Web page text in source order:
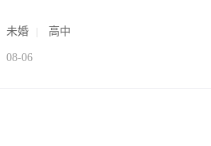
未婚 高中
08-06